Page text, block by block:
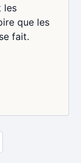
les
que les
fait.